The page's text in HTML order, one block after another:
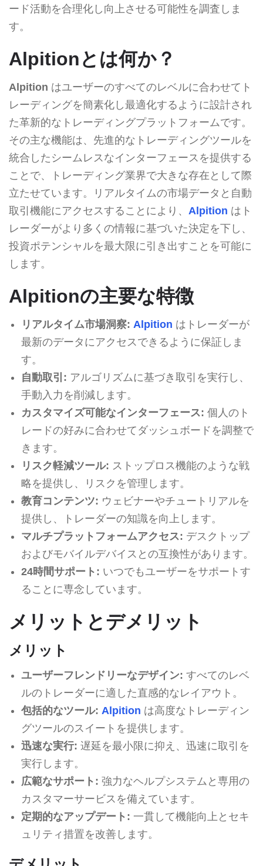
ード活動を合理化し向上させる可能性を調査しま
す。
Alpitionとは何か？
Alpition はユーザーのすべてのレベルに合わせてト
レーディングを簡素化し最適化するように設計され
た革新的なトレーディングプラットフォームです。
その主な機能は、先進的なトレーディングツールを
統合したシームレスなインターフェースを提供する
ことで、トレーディング業界で大きな存在として際
立たせています。リアルタイムの市場データと自動
取引機能にアクセスすることにより、 Alpition はト
レーダーがより多くの情報に基づいた決定を下し、
投資ポテンシャルを最大限に引き出すことを可能に
します。
Alpitionの主要な特徴
リアルタイム市場洞察: Alpition はトレーダーが
最新のデータにアクセスできるように保証しま
す。
自動取引: アルゴリズムに基づき取引を実行し、
手動入力を削減します。
カスタマイズ可能なインターフェース: 個人のト
レードの好みに合わせてダッシュボードを調整で
きます。
リスク軽減ツール: ストップロス機能のような戦
略を提供し、リスクを管理します。
教育コンテンツ: ウェビナーやチュートリアルを
提供し、トレーダーの知識を向上します。
マルチプラットフォームアクセス: デスクトップ
およびモバイルデバイスとの互換性があります。
24時間サポート: いつでもユーザーをサポートす
ることに専念しています。
メリットとデメリット
メリット
ユーザーフレンドリーなデザイン: すべてのレベ
ルのトレーダーに適した直感的なレイアウト。
包括的なツール: Alpition は高度なトレーディン
グツールのスイートを提供します。
迅速な実行: 遅延を最小限に抑え、迅速に取引を
実行します。
広範なサポート: 強力なヘルプシステムと専用の
カスタマーサービスを備えています。
定期的なアップデート: 一貫して機能向上とセキ
ュリティ措置を改善します。